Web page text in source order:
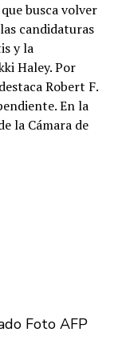
busca volver
candidaturas
y la
Haley. Por
Robert F.
En la
la Cámara de